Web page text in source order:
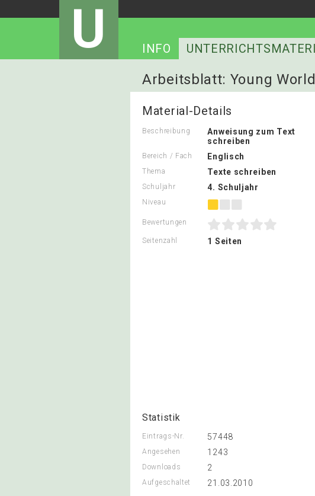
U INFO
Arbeitsblatt: Young
Material-Details
Beschreibung
Anweisung zum Text
schreiben
Bereich / Fach Englisch
Thema Texte schreiben
Schuljahr 4. Schuljahr
Niveau
Bewertungen
Seitenzahl 1 Seiten
Statistik
Eintrags-Nr. 57448
Angesehen 1243
Downloads 2
Aufgeschaltet 21.03.2010